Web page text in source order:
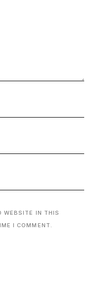
WEBSITE IN THIS
I COMMENT.